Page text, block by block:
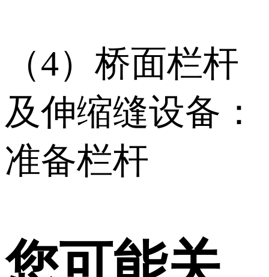
（4）桥面栏杆
及伸缩缝设备：
准备栏杆